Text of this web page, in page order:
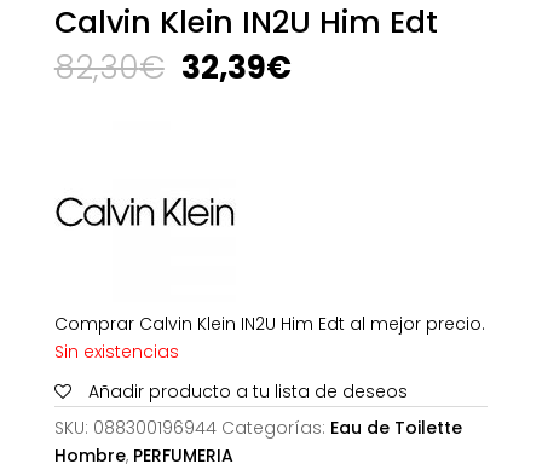
Calvin Klein IN2U Him Edt
82,30€ El
precio
32,39€El
Comprar Calvin Klein IN2U Him Edt al mejor precio.
Sin existencias
Añadir producto a tu lista de deseos
SKU: 088300196944 Categorías: Eau de Toilette
Hombre, PERFUMERIA